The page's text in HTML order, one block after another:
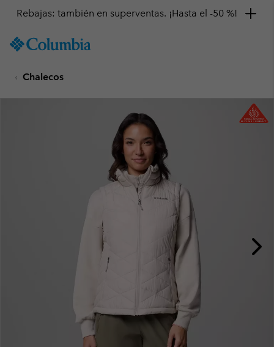
TO
SKIP
MAIN
Rebajas: también en superventas. ¡Hasta el -50 %!
Chalecos